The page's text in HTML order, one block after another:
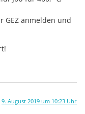
GEZ anmelden und
9. August 2019 um 10:23 Uhr